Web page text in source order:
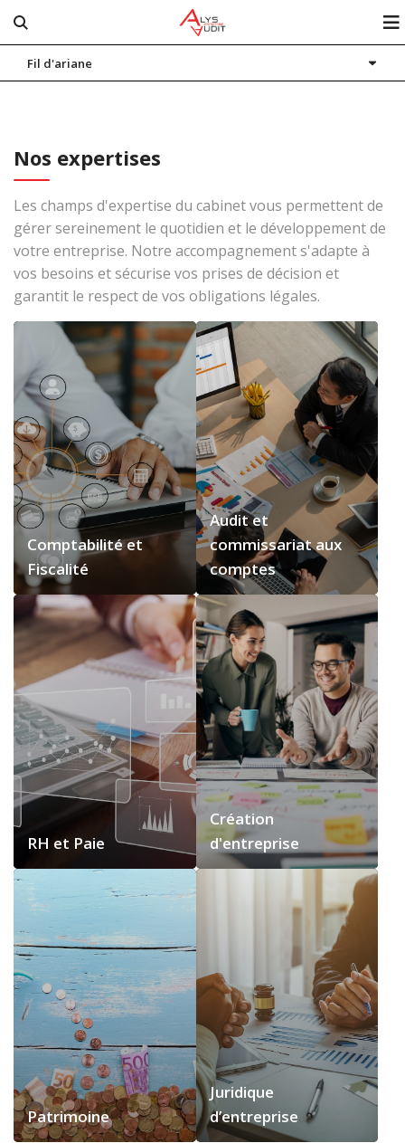
Notre cabinet
Blog
Contact
Espace client
Fil d'ariane
Nos expertises
Les champs d'expertise du cabinet vous permettent de
gérer sereinement le quotidien et le développement de
votre entreprise. Notre accompagnement s'adapte à
vos besoins et sécurise vos prises de décision et
garantit le respect de vos obligations légales.
Comptabilité et
Fiscalité
Audit et
commissariat aux
comptes
RH et Paie
Création
d'entreprise
Patrimoine
Juridique
d’entreprise